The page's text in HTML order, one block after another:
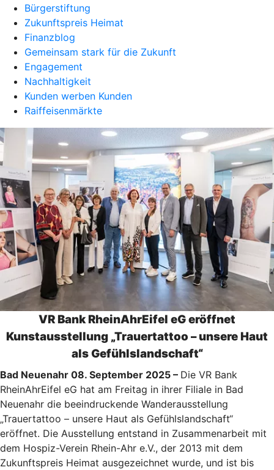
Bürgerstiftung
Zukunftspreis Heimat
Finanzblog
Gemeinsam stark für die Zukunft
Engagement
Nachhaltigkeit
Kunden werben Kunden
Raiffeisenmärkte
VR Bank RheinAhrEifel eG eröffnet
Kunstausstellung „Trauertattoo – unsere Haut
als Gefühlslandschaft“
Bad Neuenahr 08. September 2025 – Die VR Bank
RheinAhrEifel eG hat am Freitag in ihrer Filiale in Bad
Neuenahr die beeindruckende Wanderausstellung
„Trauertattoo – unsere Haut als Gefühlslandschaft“
eröffnet. Die Ausstellung entstand in Zusammenarbeit mit
dem Hospiz-Verein Rhein-Ahr e.V., der 2013 mit dem
Zukunftspreis Heimat ausgezeichnet wurde, und ist bis